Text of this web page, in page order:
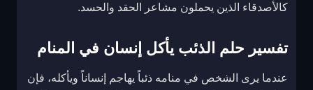
كالأصدقاء الذين يحملون مشاعر الحقد والحسد.
تفسير حلم الذئب يأكل إنسان في المنام
عندما يرى الشخص في منامه ذئباً يهاجم إنساناً ويأكله، فإن